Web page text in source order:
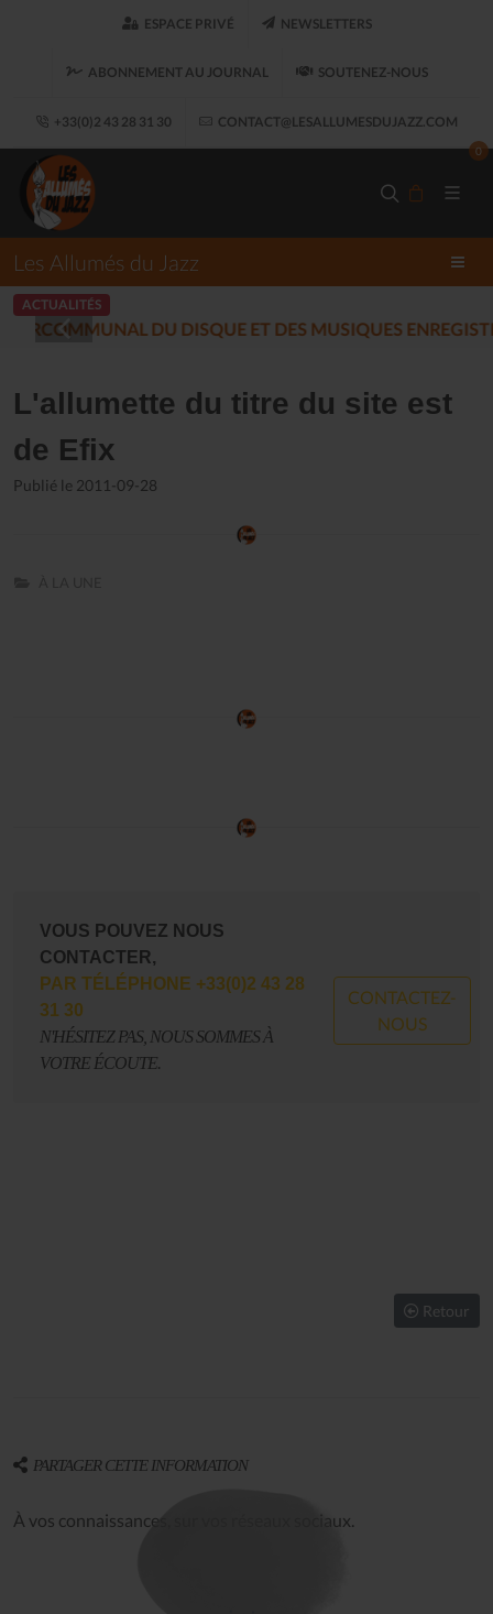
ESPACE PRIVÉ NEWSLETTERS
ABONNEMENT AU JOURNAL SOUTENEZ-NOUS
+33(0)2 43 28 31 30 CONTACT@LESALLUMESDUJAZZ.COM
0
Les Allumés du Jazz
ACTUALITÉS
LES ALLUMÉS DU JAZZ FONT
L'allumette du titre du site est
de Efix
Publié le 2011-09-28
VOUS POUVEZ NOUS
CONTACTER,
PAR TÉLÉPHONE +33(0)2 43 28
31 30
N'HÉSITEZ PAS, NOUS SOMMES À
VOTRE ÉCOUTE.
CONTACTEZ-
NOUS
Retour
PARTAGER CETTE INFORMATION
À vos connaissances, sur vos réseaux sociaux.